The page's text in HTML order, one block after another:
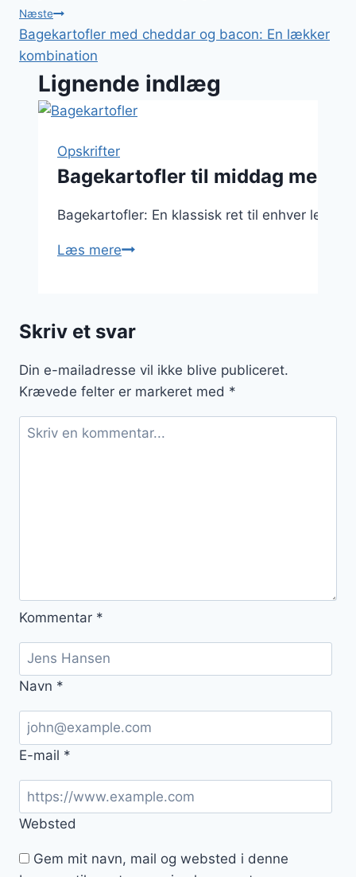
Næste
Bagekartofler med cheddar og bacon: En lækker
kombination
Lignende indlæg
Opskrifter
Bagekartofler til middag med
Bagekartofler: En klassisk ret til enhver
Læs mereBagekartofler
grøntsager
Skriv et svar
Din e-mailadresse vil ikke blive publiceret.
Krævede felter er markeret med *
Kommentar *
Navn *
E-mail *
Websted
Gem mit navn, mail og websted i denne